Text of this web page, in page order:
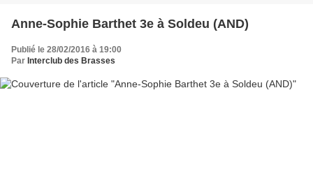
Anne-Sophie Barthet 3e à Soldeu (AND)
Publié le 28/02/2016 à 19:00
Par Interclub des Brasses